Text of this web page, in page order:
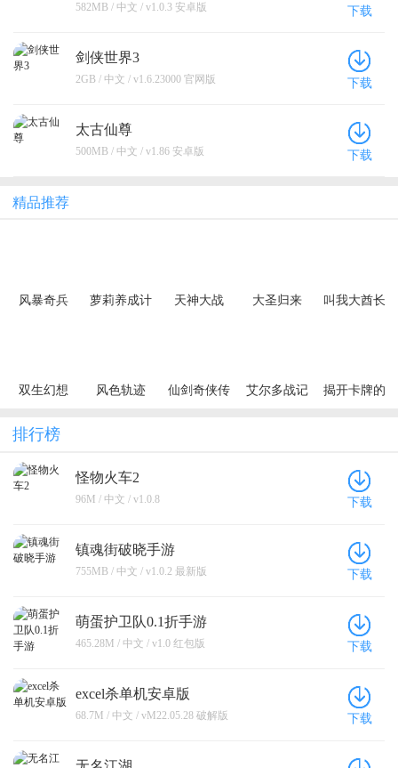
582MB / 中文 / v1.0.3 安卓版 下载
剑侠世界3
2GB / 中文 / v1.6.23000 官网版 下载
太古仙尊
500MB / 中文 / v1.86 安卓版 下载
精品推荐
风暴奇兵
萝莉养成计
天神大战
大圣归来
叫我大酋长
双生幻想
费版）
风色轨迹
仙剑奇侠传
艾尔多战记
揭开卡牌的
排行榜
怪物火车2
96M / 中文 / v1.0.8 下载
镇魂街破晓手游
755MB / 中文 / v1.0.2 最新版 下载
萌蛋护卫队0.1折手游
465.28M / 中文 / v1.0 红包版 下载
excel杀单机安卓版
68.7M / 中文 / vM22.05.28 破解版 下载